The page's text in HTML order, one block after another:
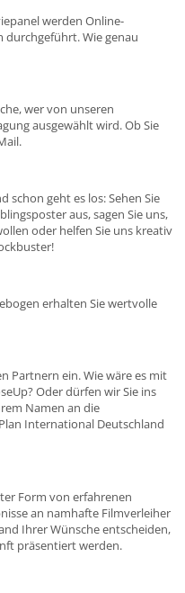
panelwerden Online-
durchgeführt. Wie genau
wer von unseren
ausgewählt wird. Ob Sie
schon geht es los: Sehen Sie
aus, sagen Sie uns,
oder helfen Sie uns kreativ
erhalten Sie wertvolle
Partnern ein. Wie wäre es mit
Oder dürfen wir Sie ins
Namen an die
International Deutschland
Form von erfahrenen
an namhafte Filmverleiher
Ihrer Wünsche entscheiden,
präsentiert werden.